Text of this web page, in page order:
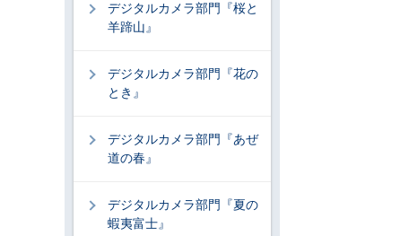
デジタルカメラ部門『桜と
羊蹄山』
デジタルカメラ部門『花の
とき』
デジタルカメラ部門『あぜ
道の春』
デジタルカメラ部門『夏の
蝦夷富士』